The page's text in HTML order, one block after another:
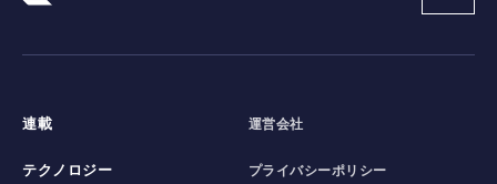
連載
テクノロジー
運営会社
プライバシーポリシー